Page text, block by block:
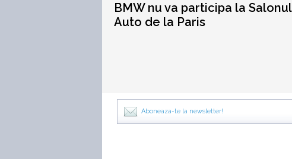
BMW nu va participa la Salonul
Auto de la Paris
Aboneaza-te la newsletter!